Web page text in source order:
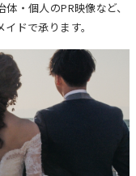
・個人のPR映像など、
ドで承ります。